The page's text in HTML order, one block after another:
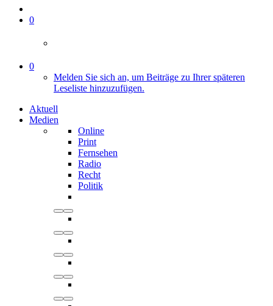
0
0
Melden Sie sich an, um Beiträge zu Ihrer späteren
Leseliste hinzuzufügen.
Aktuell
Medien
Online
Print
Fernsehen
Radio
Recht
Politik